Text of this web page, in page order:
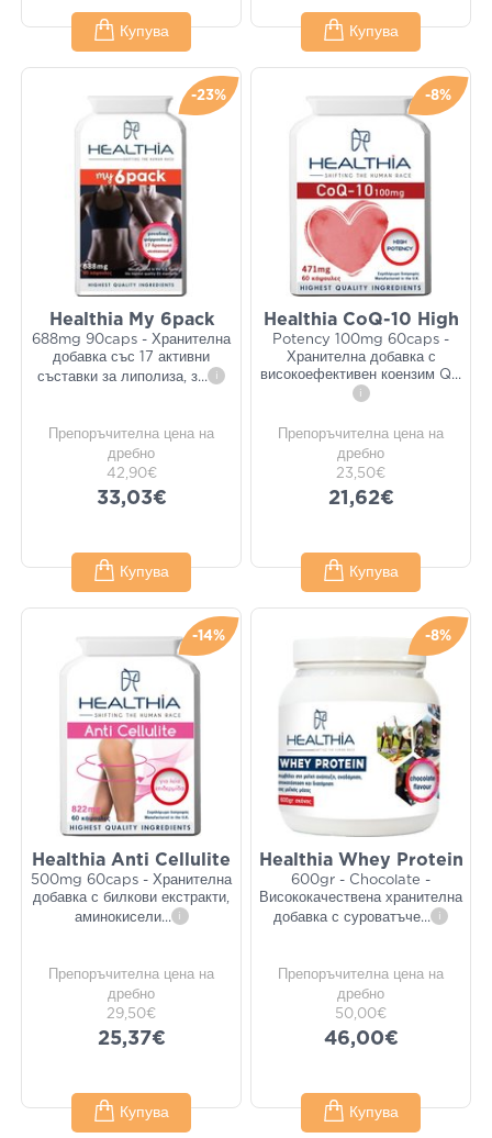
Купува Купува
-23%
Healthia My 6pack
688mg 90caps - Хранителна
добавка със 17 активни
съставки за липолиза, з... i
Препоръчителна цена на
дребно
42,90€
33,03€
Купува
-8%
Healthia CoQ-10 High
Potency 100mg 60caps -
Хранителна добавка с
високоефективен коензим Q...
i
Препоръчителна цена на
дребно
23,50€
21,62€
Купува
-14%
Healthia Anti Cellulite
500mg 60caps - Хранителна
добавка с билкови екстракти,
аминокисели... i
Препоръчителна цена на
дребно
29,50€
25,37€
Купува
-8%
Healthia Whey Protein
600gr - Chocolate -
Висококачествена хранителна
добавка с суроватъче... i
Препоръчителна цена на
дребно
50,00€
46,00€
Купува